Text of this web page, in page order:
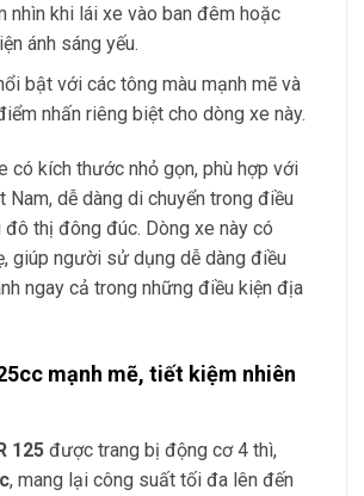
nhìn khi lái xe vào ban đêm hoặc
ánh sáng yếu.
bật với các tông màu mạnh mẽ và
nhấn riêng biệt cho dòng xe này.
có kích thước nhỏ gọn, phù hợp với
Nam, dễ dàng di chuyển trong điều
thị đông đúc. Dòng xe này có
giúp người sử dụng dễ dàng điều
ngay cả trong những điều kiện địa
mạnh mẽ, tiết kiệm nhiên
125 được trang bị động cơ 4 thì,
, mang lại công suất tối đa lên đến